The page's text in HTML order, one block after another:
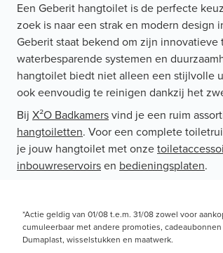
Een Geberit hangtoilet is de perfecte
zoek is naar een strak en modern design
Geberit staat bekend om zijn
waterbesparende systemen en
hangtoilet biedt niet alleen een stijlvolle
ook eenvoudig te reinigen dankzij het
Bij X²O Badkamersvind je een ruim
hangtoiletten. Voor een complete
je jouw hangtoilet met onze
inbouwreservoirsen bedieningsplaten.
*Actie geldig van 01/08 t.e.m. 31/08 zowel voor
cumuleerbaar met andere promoties,
Dumaplast, wisselstukken en maatwerk.